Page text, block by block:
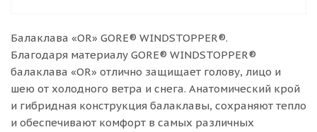
Балаклава «OR» GORE® WINDSTOPPER®.
Благодаря материалу GORE® WINDSTOPPER®
балаклава «OR» отлично защищает голову, лицо и
шею от холодного ветра и снега. Анатомический крой
и гибридная конструкция балаклавы, сохраняют тепло
и обеспечивают комфорт в самых различных